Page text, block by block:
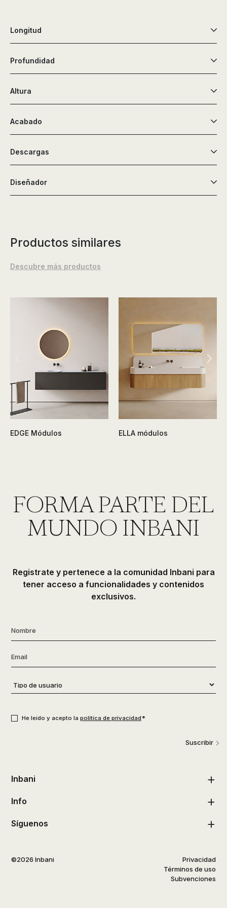
Longitud
Profundidad
Altura
Acabado
Descargas
Diseñador
Productos similares
Descubre más productos
EDGE Módulos ELLA módulos
FORMA PARTE DEL
MUNDO INBANI
Registrate y pertenece a la comunidad Inbani para
tener acceso a funcionalidades y contenidos
exclusivos.
Nombre
Email
Tipo
de
He leído y acepto la política de privacidad*
Suscribir
Inbani
Info
Síguenos
©2026 Inbani
Privacidad
Términos de uso
Subvenciones